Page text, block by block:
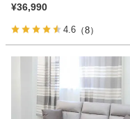
ファブリック
カーテン
¥36,990
4.6 （8）